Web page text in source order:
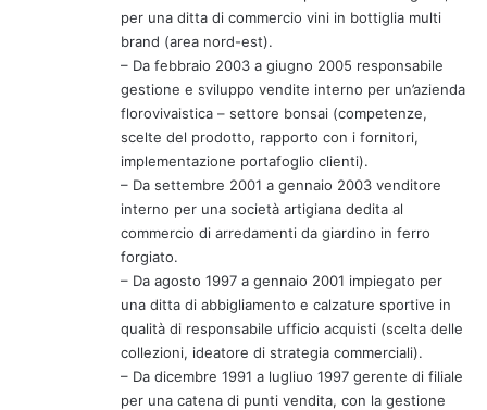
per una ditta di commercio vini in bottiglia multi
brand (area nord-est).
– Da febbraio 2003 a giugno 2005 responsabile
gestione e sviluppo vendite interno per un’azienda
florovivaistica – settore bonsai (competenze,
scelte del prodotto, rapporto con i fornitori,
implementazione portafoglio clienti).
– Da settembre 2001 a gennaio 2003 venditore
interno per una società artigiana dedita al
commercio di arredamenti da giardino in ferro
forgiato.
– Da agosto 1997 a gennaio 2001 impiegato per
una ditta di abbigliamento e calzature sportive in
qualità di responsabile ufficio acquisti (scelta delle
collezioni, ideatore di strategia commerciali).
– Da dicembre 1991 a lugliuo 1997 gerente di filiale
per una catena di punti vendita, con la gestione